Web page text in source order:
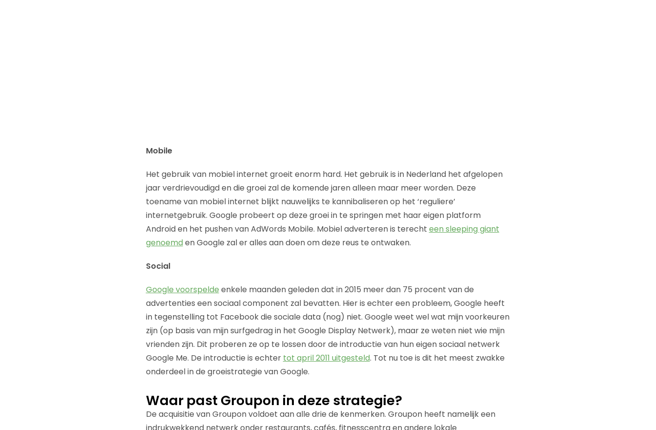
Mobile
Het gebruik van mobiel internet groeit enorm hard. Het gebruik is in Nederland het afgelopen
jaar verdrievoudigd en die groei zal de komende jaren alleen maar meer worden. Deze
toename van mobiel internet blijkt nauwelijks te kannibaliseren op het ‘reguliere’
internetgebruik. Google probeert op deze groei in te springen met haar eigen platform
Android en het pushen van AdWords Mobile. Mobiel adverteren is terecht een sleeping giant
genoemd en Google zal er alles aan doen om deze reus te ontwaken.
Social
Google voorspelde enkele maanden geleden dat in 2015 meer dan 75 procent van de
advertenties een sociaal component zal bevatten. Hier is echter een probleem, Google heeft
in tegenstelling tot Facebook die sociale data (nog) niet. Google weet wel wat mijn voorkeuren
zijn (op basis van mijn surfgedrag in het Google Display Netwerk), maar ze weten niet wie mijn
vrienden zijn. Dit proberen ze op te lossen door de introductie van hun eigen sociaal netwerk
Google Me. De introductie is echter tot april 2011 uitgesteld. Tot nu toe is dit het meest zwakke
onderdeel in de groeistrategie van Google.
Waar past Groupon in deze strategie?
De acquisitie van Groupon voldoet aan alle drie de kenmerken. Groupon heeft namelijk een